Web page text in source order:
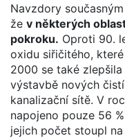
Navzdory
že v některých
pokroku. Oproti 90.
oxidu siřičitého,
2000 se také
výstavbě nových
kanalizační sítě. V
napojeno pouze 56
jejich počet stoupl na